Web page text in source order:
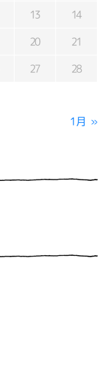
13 14
20 21
27 28
1月 »